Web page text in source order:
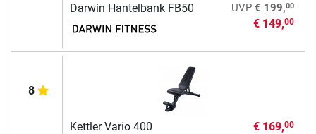
Darwin Hantelbank FB50 UVP € 199,00
€ 149,00
8
Kettler Vario 400
€ 169,00